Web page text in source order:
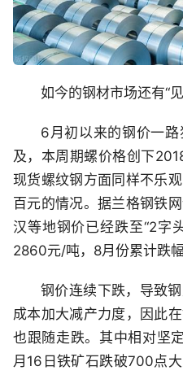
如今的钢材市场还有“见
6月初以来的钢价一
及，本周期螺价格创下
现货螺纹钢方面同样不乐
百元的情况。据兰格钢铁
汉等地钢价已经跌至“2字
2860元/吨，8月份累计跌
钢价连续下跌，导致
成本加大减产力度，因此
也跟随走跌。其中相对坚
月16日铁矿石跌破700点